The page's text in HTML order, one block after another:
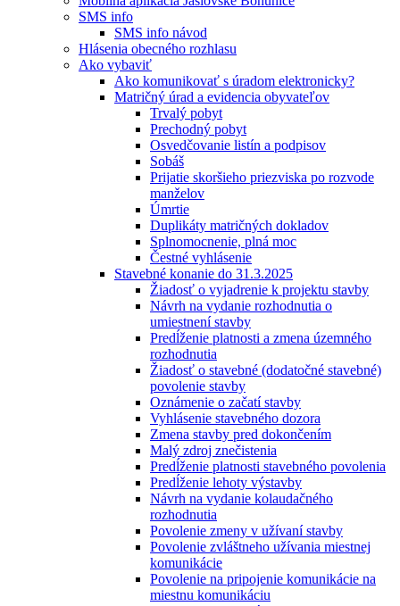
SMS info
SMS info návod
Hlásenia obecného rozhlasu
Ako vybaviť
Ako komunikovať s úradom elektronicky?
Matričný úrad a evidencia obyvateľov
Trvalý pobyt
Prechodný pobyt
Osvedčovanie listín a podpisov
Sobáš
Prijatie skoršieho priezviska po rozvode
manželov
Úmrtie
Duplikáty matričných dokladov
Splnomocnenie, plná moc
Čestné vyhlásenie
Stavebné konanie do 31.3.2025
Žiadosť o vyjadrenie k projektu stavby
Návrh na vydanie rozhodnutia o
umiestnení stavby
Predĺženie platnosti a zmena územného
rozhodnutia
Žiadosť o stavebné (dodatočné stavebné)
povolenie stavby
Oznámenie o začatí stavby
Vyhlásenie stavebného dozora
Zmena stavby pred dokončením
Malý zdroj znečistenia
Predĺženie platnosti stavebného povolenia
Predĺženie lehoty výstavby
Návrh na vydanie kolaudačného
rozhodnutia
Povolenie zmeny v užívaní stavby
Povolenie zvláštneho užívania miestnej
komunikácie
Povolenie na pripojenie komunikácie na
miestnu komunikáciu